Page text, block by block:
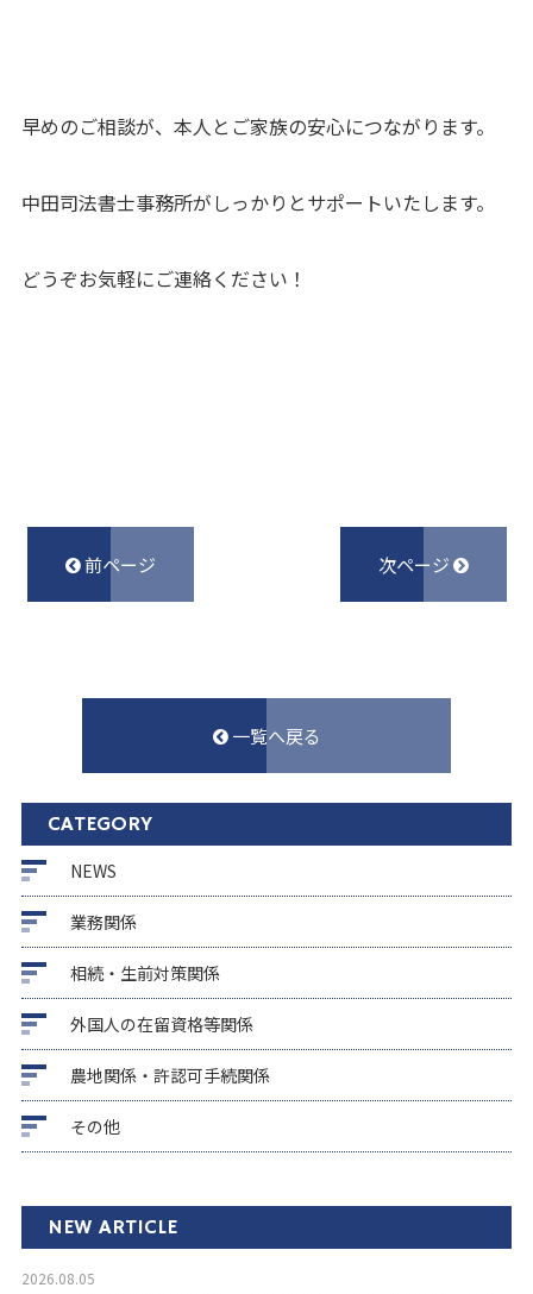
早めのご相談が、本人とご家族の安心につながります。
中田司法書士事務所がしっかりとサポートいたします。
どうぞお気軽にご連絡ください！
前ページ 次ページ
一覧へ戻る
CATEGORY
NEWS
業務関係
相続・生前対策関係
外国人の在留資格等関係
農地関係・許認可手続関係
その他
NEW ARTICLE
2026.08.05